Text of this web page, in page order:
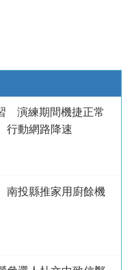
演練期間機捷正常
行動網路降速
投縣推家用廚餘機